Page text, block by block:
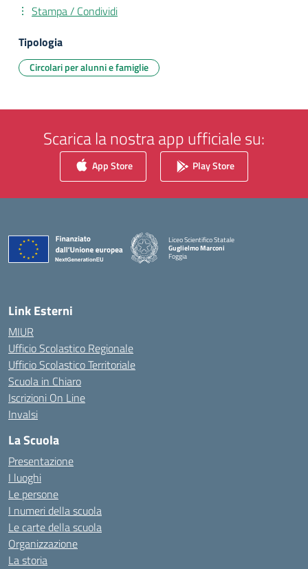
Stampa / Condividi
Tipologia
Circolari per alunni e famiglie
Scarica la nostra app ufficiale su:
App Store Play Store
Liceo Scientifico Statale
Guglielmo Marconi
Foggia
— Visita la pagina iniziale della scuola
Link Esterni
MIUR
Ufficio Scolastico Regionale
Ufficio Scolastico Territoriale
Scuola in Chiaro
Iscrizioni On Line
Invalsi
La Scuola
Presentazione
I luoghi
Le persone
I numeri della scuola
Le carte della scuola
Organizzazione
La storia